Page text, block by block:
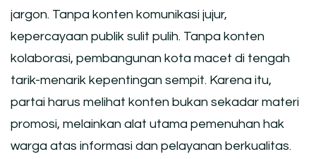
jargon. Tanpa konten komunikasi jujur,
kepercayaan publik sulit pulih. Tanpa konten
kolaborasi, pembangunan kota macet di tengah
tarik-menarik kepentingan sempit. Karena itu,
partai harus melihat konten bukan sekadar materi
promosi, melainkan alat utama pemenuhan hak
warga atas informasi dan pelayanan berkualitas.